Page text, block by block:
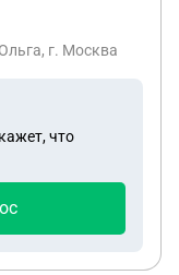
Ольгу
не заявленных
г. Москва
что